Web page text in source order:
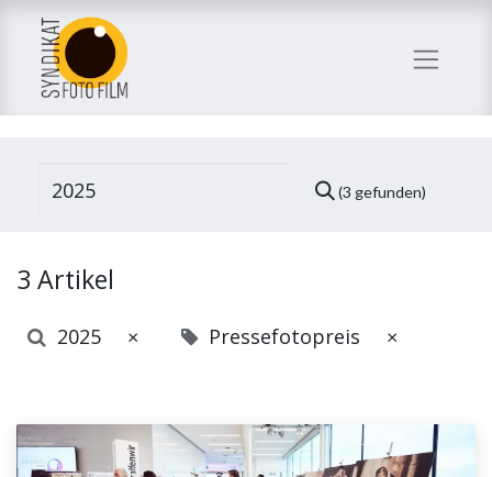
(3 gefunden)
3 Artikel
2025 × Pressefotopreis ×